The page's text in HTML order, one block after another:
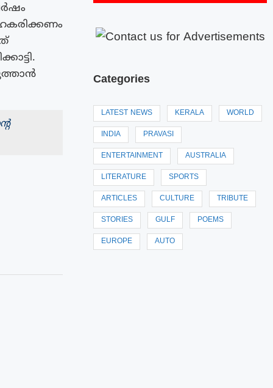
Categories
LATEST NEWS KERALA WORLD
INDIA PRAVASI
ENTERTAINMENT AUSTRALIA
LITERATURE SPORTS
ARTICLES CULTURE TRIBUTE
STORIES GULF POEMS
EUROPE AUTO